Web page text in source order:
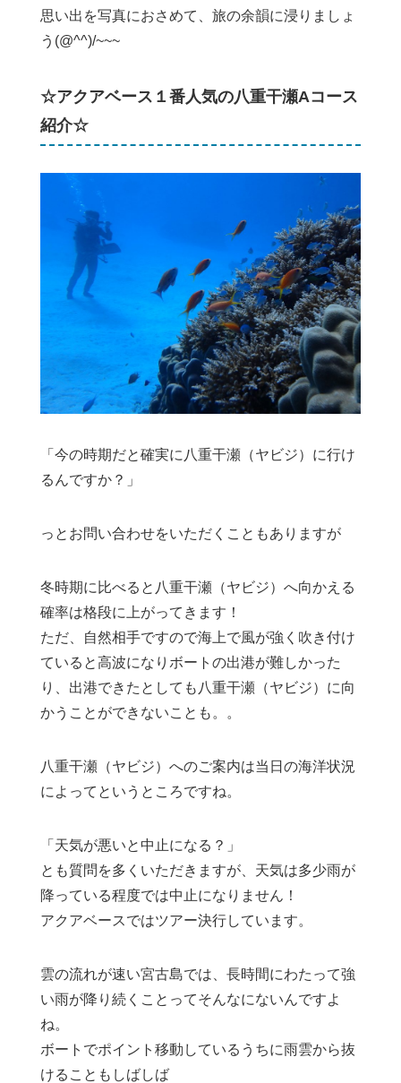
思い出を写真におさめて、旅の余韻に浸りましょ
う(@^^)/~~~
☆アクアベース１番人気の八重干瀬Aコース
紹介☆
「今の時期だと確実に八重干瀬（ヤビジ）に行け
るんですか？」
っとお問い合わせをいただくこともありますが
冬時期に比べると八重干瀬（ヤビジ）へ向かえる
確率は格段に上がってきます！
ただ、自然相手ですので海上で風が強く吹き付け
ていると高波になりボートの出港が難しかった
り、出港できたとしても八重干瀬（ヤビジ）に向
かうことができないことも。。
八重干瀬（ヤビジ）へのご案内は当日の海洋状況
によってというところですね。
「天気が悪いと中止になる？」
とも質問を多くいただきますが、天気は多少雨が
降っている程度では中止になりません！
アクアベースではツアー決行しています。
雲の流れが速い宮古島では、長時間にわたって強
い雨が降り続くことってそんなにないんですよ
ね。
ボートでポイント移動しているうちに雨雲から抜
けることもしばしば